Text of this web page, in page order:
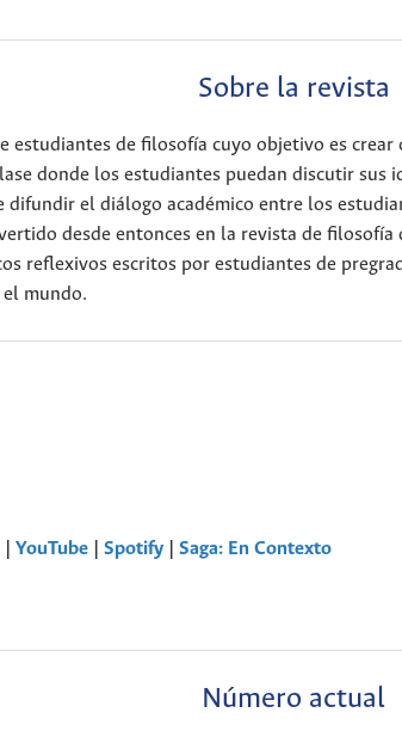
Sobre la revista
estudiantes de filosofía cuyo objetivo es crear
donde los estudiantes puedan discutir sus
difundir el diálogo académico entre los
desde entonces en la revista de
reflexivos escritos por estudiantes de
mundo.
YouTube Spotify Saga: En Contexto
Número actual